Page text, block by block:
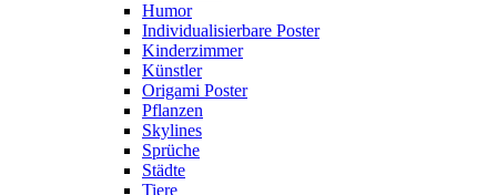
Humor
Individualisierbare Poster
Kinderzimmer
Künstler
Origami Poster
Pflanzen
Skylines
Sprüche
Städte
Tiere